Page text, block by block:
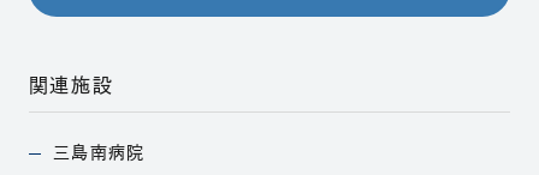
関連施設
三島南病院
（別ウィンドウで開きます）